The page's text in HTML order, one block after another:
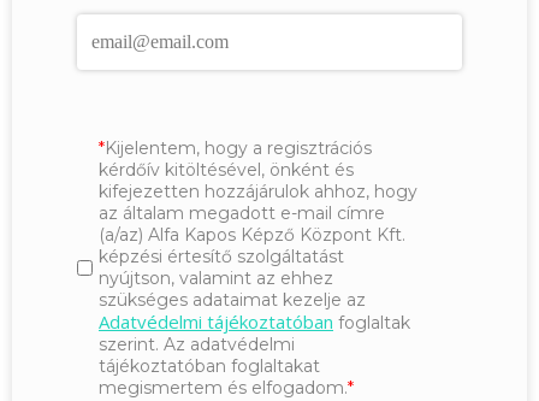
Kijelentem, hogy a regisztrációs
kérdőív kitöltésével, önként és
kifejezetten hozzájárulok ahhoz, hogy
az általam megadott e-mail címre
(a/az) Alfa Kapos Képző Központ Kft.
képzési értesítő szolgáltatást
nyújtson, valamint az ehhez
szükséges adataimat kezelje az
Adatvédelmi tájékoztatóban foglaltak
szerint. Az adatvédelmi
tájékoztatóban foglaltakat
megismertem és elfogadom.